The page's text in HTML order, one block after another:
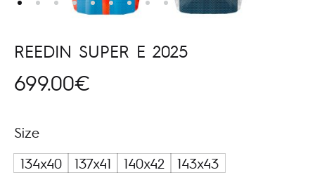
REEDIN SUPER E 2025
699.00€
Size
134x40
137x41 140x42 143x43